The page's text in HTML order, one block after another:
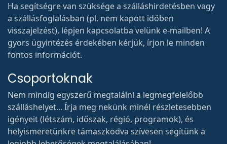
Ha segítségre van szüksége a szálláshirdetésben vagy
a szállásfoglalásban (pl. nem kapott időben
visszajelzést), lépjen kapcsolatba velünk e-mailben! A
gyors ügyintézés érdekében kérjük, írjon le minden
fontos információt.
Csoportoknak
Nem mindig egyszerű megtalálni a legmegfelelőbb
szálláshelyet... Írja meg nekünk minél részletesebben
igényeit (létszám, időszak, régió, programok), és
helyismeretünkre támaszkodva szívesen segítünk a